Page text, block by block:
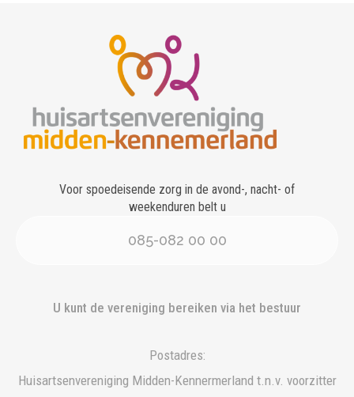
Voor spoedeisende zorg in de avond-, nacht- of
weekenduren belt u
085-082 00 00
U kunt de vereniging bereiken via het bestuur
Postadres:
Huisartsenvereniging Midden-Kennermerland t.n.v. voorzitter